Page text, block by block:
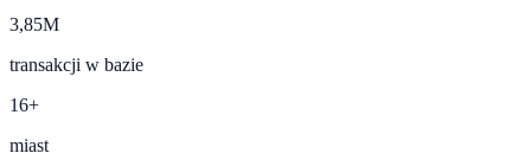
3,85M
transakcji w bazie
16+
miast